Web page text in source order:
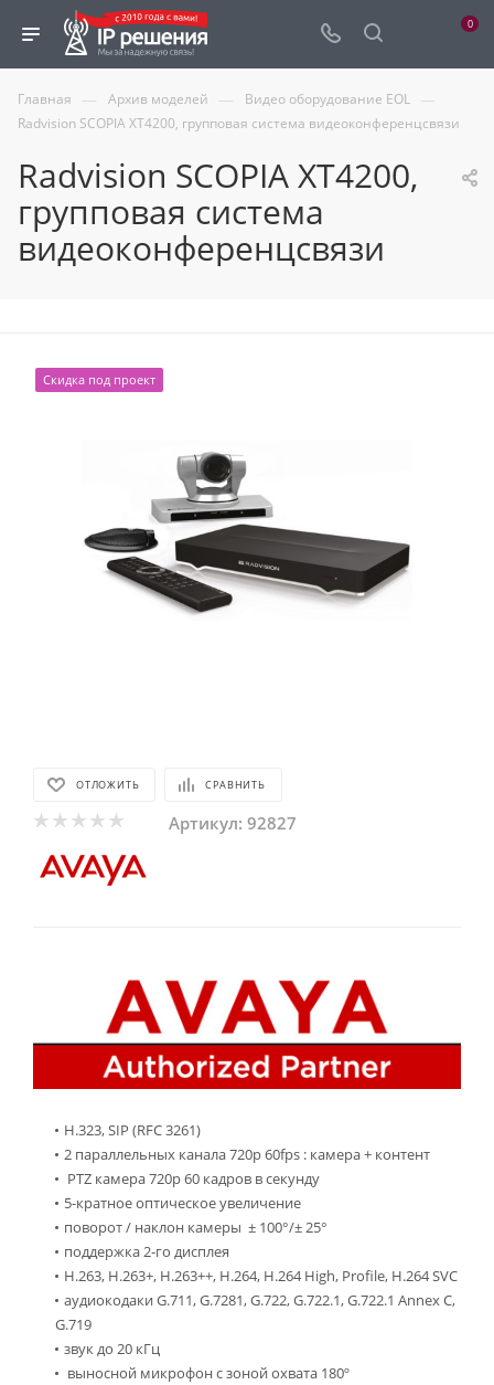
0
Главная — Архив моделей — Видео оборудование EOL —
Radvision SCOPIA XT4200, групповая система видеоконференцсвязи
Radvision SCOPIA XT4200,
групповая система
видеоконференцсвязи
Скидка под проект
ОТЛОЖИТЬ СРАВНИТЬ
Артикул: 92827
H.323, SIP (RFC 3261)
2 параллельных канала 720p 60fps : камера + контент
PTZ камера 720p 60 кадров в секунду
5-кратное оптическое увеличение
поворот / наклон камеры ± 100°/± 25°
поддержка 2-го дисплея
H.263, H.263+, H.263++, H.264, H.264 High, Profile, H.264 SVC
аудиокодаки G.711, G.7281, G.722, G.722.1, G.722.1 Annex C,
G.719
звук до 20 кГц
выносной микрофон с зоной охвата 180º